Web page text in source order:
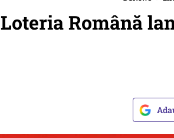
Loteria Română